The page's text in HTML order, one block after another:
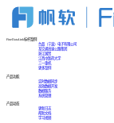
FineDataLink标杆案例
台晶（宁波）电子有限公司
某交通高速公路集团
浙江国贸
江西中医药大学
三一重机
更多案例
产品功能
实时数据同步
高效数据开发
数据服务
系统管理
产品动态
更新日志
帮助文档
学习视频